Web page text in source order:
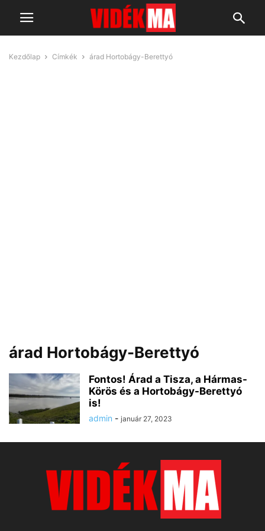
Kezdőlap Címkék árad Hortobágy-Berettyó
árad Hortobágy-Berettyó
Fontos! Árad a Tisza, a Hármas-
Körös és a Hortobágy-Berettyó
is!
admin - január 27, 2023